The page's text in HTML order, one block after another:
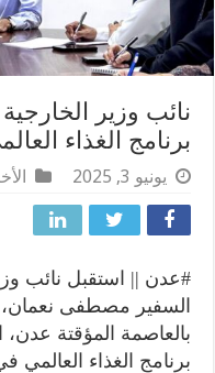
نائب وزير
برنامج الغذاء
يونيو 3, 2025
#عدن || استقبل نائب
السفير مصطفى نعمان،
بالعاصمة المؤقتة
برنامج الغذاء العالمي